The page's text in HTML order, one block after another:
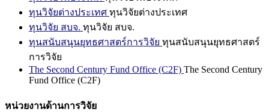
ทุนวิจัยต่างประเทศ ทุนวิจัยต่างประเทศ
ทุนวิจัย สบจ. ทุนวิจัย สบจ.
ทุนสนับสนุนยุทธศาสตร์การวิจัย ทุนสนับสนุนยุทธศาสตร์
การวิจัย
The Second Century Fund Office (C2F) The Second Century
Fund Office (C2F)
หน่วยงานด้านการวิจัย